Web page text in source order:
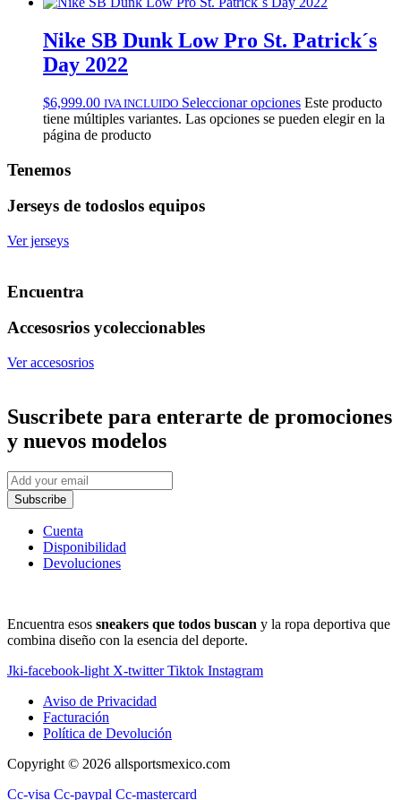
Nike SB Dunk Low Pro St. Patrick´s
Day 2022
$6,999.00 IVA INCLUIDO Seleccionar opciones Este producto
tiene múltiples variantes. Las opciones se pueden elegir en la
página de producto
Tenemos
Jerseys de todoslos equipos
Ver jerseys
Encuentra
Accesosrios ycoleccionables
Ver accesosrios
Suscribete para enterarte de promociones
y nuevos modelos
Subscribe
Cuenta
Disponibilidad
Devoluciones
Encuentra esos sneakers que todos buscan y la ropa deportiva que
combina diseño con la esencia del deporte.
Jki-facebook-light X-twitter Tiktok Instagram
Aviso de Privacidad
Facturación
Política de Devolución
Copyright © 2026 allsportsmexico.com
Cc-visa Cc-paypal Cc-mastercard